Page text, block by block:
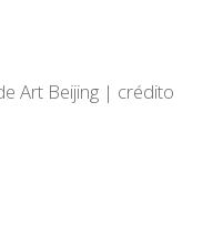
Art Beijing | crédito